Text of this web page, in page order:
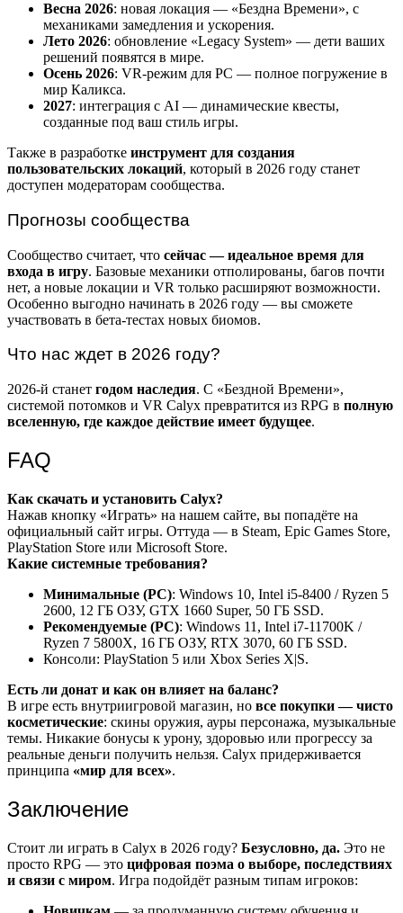
Весна 2026: новая локация — «Бездна Времени», с
механиками замедления и ускорения.
Лето 2026: обновление «Legacy System» — дети ваших
решений появятся в мире.
Осень 2026: VR-режим для PC — полное погружение в
мир Каликса.
2027: интеграция с AI — динамические квесты,
созданные под ваш стиль игры.
Также в разработке инструмент для создания
пользовательских локаций, который в 2026 году станет
доступен модераторам сообщества.
Прогнозы сообщества
Сообщество считает, что сейчас — идеальное время для
входа в игру. Базовые механики отполированы, багов почти
нет, а новые локации и VR только расширяют возможности.
Особенно выгодно начинать в 2026 году — вы сможете
участвовать в бета-тестах новых биомов.
Что нас ждет в 2026 году?
2026-й станет годом наследия. С «Бездной Времени»,
системой потомков и VR Calyx превратится из RPG в полную
вселенную, где каждое действие имеет будущее.
FAQ
Как скачать и установить Calyx?
Нажав кнопку «Играть» на нашем сайте, вы попадёте на
официальный сайт игры. Оттуда — в Steam, Epic Games Store,
PlayStation Store или Microsoft Store.
Какие системные требования?
Минимальные (PC): Windows 10, Intel i5-8400 / Ryzen 5
2600, 12 ГБ ОЗУ, GTX 1660 Super, 50 ГБ SSD.
Рекомендуемые (PC): Windows 11, Intel i7-11700K /
Ryzen 7 5800X, 16 ГБ ОЗУ, RTX 3070, 60 ГБ SSD.
Консоли: PlayStation 5 или Xbox Series X|S.
Есть ли донат и как он влияет на баланс?
В игре есть внутриигровой магазин, но все покупки — чисто
косметические: скины оружия, ауры персонажа, музыкальные
темы. Никакие бонусы к урону, здоровью или прогрессу за
реальные деньги получить нельзя. Calyx придерживается
принципа «мир для всех».
Заключение
Стоит ли играть в Calyx в 2026 году? Безусловно, да. Это не
просто RPG — это цифровая поэма о выборе, последствиях
и связи с миром. Игра подойдёт разным типам игроков: